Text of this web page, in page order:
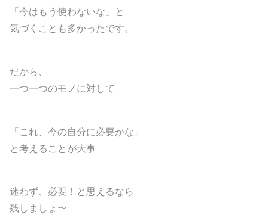
「今はもう使わないな」と
気づくことも多かったです。
だから、
一つ一つのモノに対して
「これ、今の自分に必要かな」
と考えることが大事
迷わず、必要！と思えるなら
残しましょ〜